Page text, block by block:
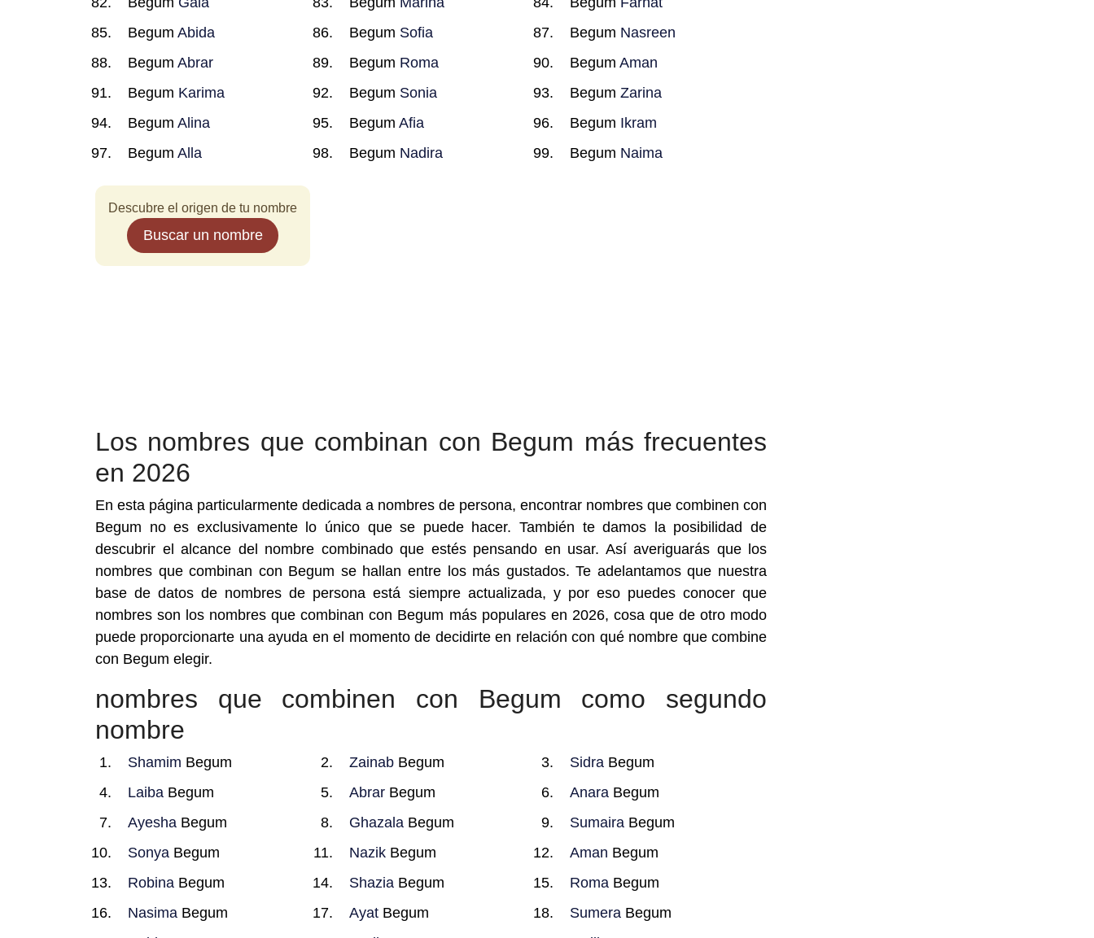
Begum Abida Begum Sofia Begum Nasreen
Begum Abrar Begum Roma BegumAman
Begum Karima Begum Sonia BegumZarina
Begum Alina Begum Afia Begum Ikram
Begum Alla Begum Nadira Begum Naima
Descubre el origen de tu nombre
Buscar un nombre
Los nombres que combinan con Begum más frecuentes
en 2026
En esta página particularmente dedicada a nombres de persona, encontrar nombres que combinen con
Begum no es exclusivamente lo único que se puede hacer. También te damos la posibilidad de
descubrir el alcance del nombre combinado que estés pensando en usar. Así averiguarás que los
nombres que combinan con Begum se hallan entre los más gustados. Te adelantamos que nuestra
base de datos de nombres de persona está siempre actualizada, y por eso puedes conocer que
nombres son los nombres que combinan con Begum más populares en 2026, cosa que de otro modo
puede proporcionarte una ayuda en el momento de decidirte en relación con qué nombre que combine
con Begum elegir.
nombres que combinen con Begum como segundo
nombre
Shamim Begum ZainabBegum Sidra Begum
Laiba Begum AbrarBegum Anara Begum
Ayesha Begum GhazalaBegum Sumaira Begum
Sonya Begum NazikBegum Aman Begum
Robina Begum ShaziaBegum Roma Begum
Nasima Begum AyatBegum Sumera Begum